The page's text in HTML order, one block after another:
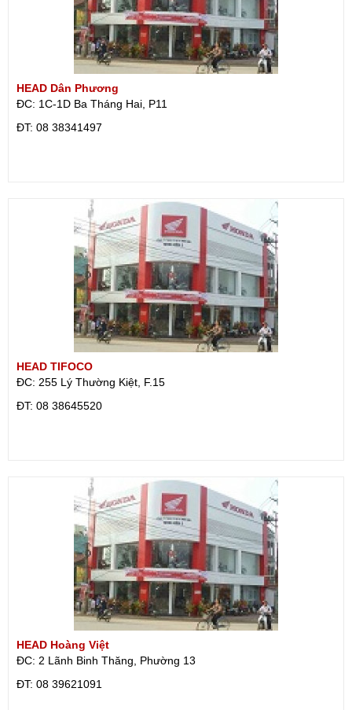
HEAD Dân Phương
ĐC: 1C-1D Ba Tháng Hai, P11
ÐT: 08 38341497
HEAD TIFOCO
ĐC: 255 Lý Thường Kiệt, F.15
ÐT: 08 38645520
HEAD Hoàng Việt
ĐC: 2 Lãnh Binh Thăng, Phường 13
ÐT: 08 39621091